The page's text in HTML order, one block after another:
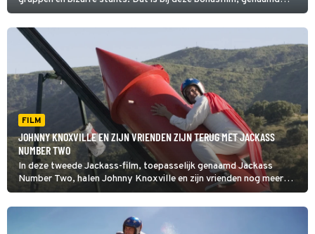
Jackass 3.5, niet anders.
FILM
JOHNNY KNOXVILLE EN ZIJN VRIENDEN ZIJN TERUG MET JACKASS
NUMBER TWO
In deze tweede Jackass-film, toepasselijk genaamd Jackass
Number Two, halen Johnny Knoxville en zijn vrienden nog meer
zieke en halsbrekende stunts uit.